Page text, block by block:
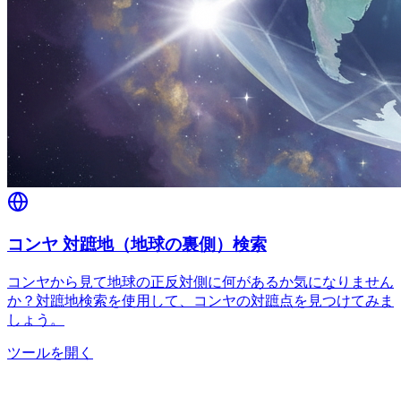
コンヤ 対蹠地（地球の裏側）検索
コンヤから見て地球の正反対側に何があるか気になりません
か？対蹠地検索を使用して、コンヤの対蹠点を見つけてみま
しょう。
ツールを開く